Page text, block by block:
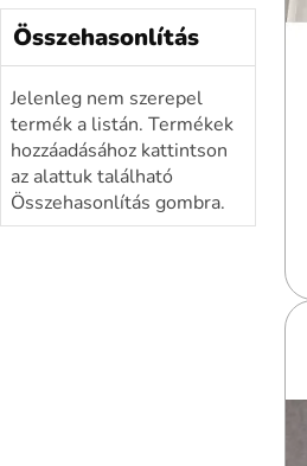
Összehasonlítás
Jelenleg nem szerepel
termék a listán. Termékek
hozzáadásához kattintson
az alattuk található
Összehasonlítás gombra.